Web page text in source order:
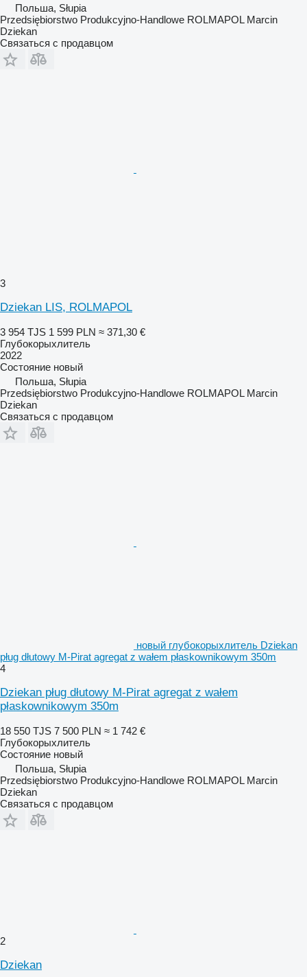
Польша, Słupia
Przedsiębiorstwo Produkcyjno-Handlowe ROLMAPOL Marcin
Dziekan
Связаться с продавцом
3
Dziekan LIS, ROLMAPOL
3 954 TJS 1 599 PLN ≈ 371,30 €
Глубокорыхлитель
2022
Состояние новый
Польша, Słupia
Przedsiębiorstwo Produkcyjno-Handlowe ROLMAPOL Marcin
Dziekan
Связаться с продавцом
новый глубокорыхлитель Dziekan
pług dłutowy M-Pirat agregat z wałem płaskownikowym 350m
4
Dziekan pług dłutowy M-Pirat agregat z wałem
płaskownikowym 350m
18 550 TJS 7 500 PLN ≈ 1 742 €
Глубокорыхлитель
Состояние новый
Польша, Słupia
Przedsiębiorstwo Produkcyjno-Handlowe ROLMAPOL Marcin
Dziekan
Связаться с продавцом
2
Dziekan